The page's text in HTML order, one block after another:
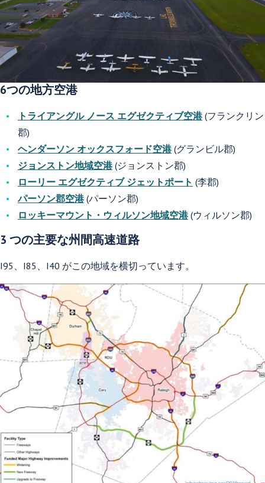
6つの地方空港
トライアングル ノース エグゼクティブ空港(フランクリン
郡)
ヘンダーソン オックスフォード空港(グランビル郡)
ジョンストン地域空港(ジョンストン郡)
ローリー エグゼクティブ ジェットポート (李郡)
パーソン郡空港(パーソン郡)
ロッキーマウント・ウィルソン地域空港(ウィルソン郡)
3 つの主要な州間高速道路
I95、I85、I40 がこの地域を横切っています。